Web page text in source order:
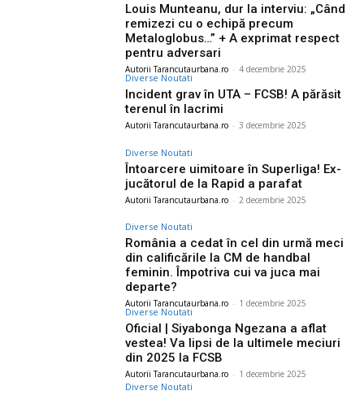
Louis Munteanu, dur la interviu: „Când
remizezi cu o echipă precum
Metaloglobus…” + A exprimat respect
pentru adversari
Autorii Tarancutaurbana.ro - 4 decembrie 2025
Diverse Noutati
Incident grav în UTA – FCSB! A părăsit
terenul în lacrimi
Autorii Tarancutaurbana.ro - 3 decembrie 2025
Diverse Noutati
Întoarcere uimitoare în Superliga! Ex-
jucătorul de la Rapid a parafat
Autorii Tarancutaurbana.ro - 2 decembrie 2025
Diverse Noutati
România a cedat în cel din urmă meci
din calificările la CM de handbal
feminin. Împotriva cui va juca mai
departe?
Autorii Tarancutaurbana.ro - 1 decembrie 2025
Diverse Noutati
Oficial | Siyabonga Ngezana a aflat
vestea! Va lipsi de la ultimele meciuri
din 2025 la FCSB
Autorii Tarancutaurbana.ro - 1 decembrie 2025
Diverse Noutati